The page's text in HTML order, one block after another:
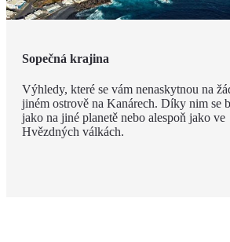
Sopečná krajina
Výhledy, které se vám nenaskytnou na
jiném ostrově na Kanárech. Díky nim se
jako na jiné planetě nebo alespoň jako ve
Hvězdných válkách.